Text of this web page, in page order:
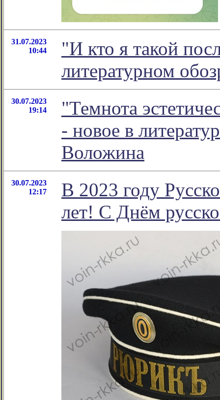
31.07.2023
10:44
"И кто я такой
литературном
30.07.2023
19:14
"Темнота
- новое в
Воложина
30.07.2023
12:17
В 2023 году
лет! С Днём